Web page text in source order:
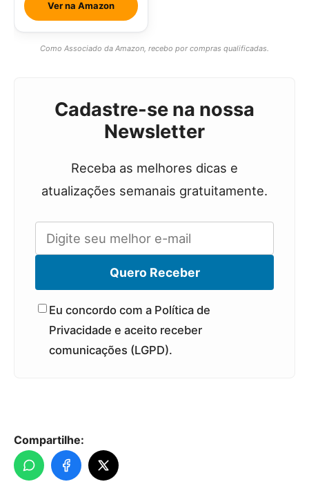
Ver na Amazon
Como Associado da Amazon, recebo por compras qualificadas.
Cadastre-se na nossa
Newsletter
Receba as melhores dicas e
atualizações semanais gratuitamente.
Quero Receber
Eu concordo com a Política de
Privacidade e aceito receber
comunicações (LGPD).
Compartilhe: